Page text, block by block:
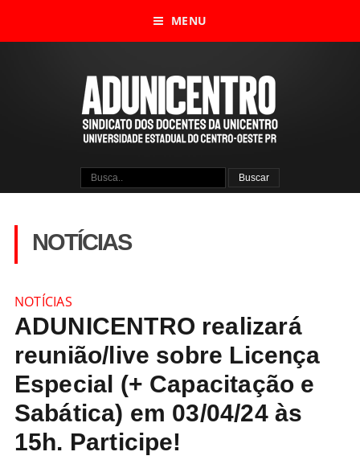
MENU
NOTÍCIAS
NOTÍCIAS
ADUNICENTRO realizará
reunião/live sobre Licença
Especial (+ Capacitação e
Sabática) em 03/04/24 às
15h. Participe!